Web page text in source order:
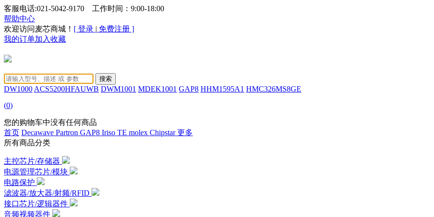
客服电话:021-5042-9170 工作时间：9:00-18:00
帮助中心
欢迎访问麦芯商城！ [ 登录 | 免费注册 ]
我的订单加入收藏
DW1000 ACS5200HFAUWB DWM1001 MDEK1001 GAP8 HHM1595A1 HMC326MS8GE
(0)
您的购物车中没有任何商品
首页 Decawave Partron GAP8 Iriso TE molex Chipstar更多
所有商品分类
主控芯片/存储器
电源管理芯片/模块
电路保护
滤波器/放大器/射频/RFID
接口芯片/逻辑器件
音频视频器件